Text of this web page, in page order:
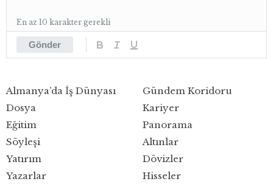
Gönder
En az 10 karakter gerekli
Almanya’da İş Dünyası
Dosya
Eğitim
Gündem Koridoru
Kariyer
Panorama
Söyleşi
Yatırım
Yazarlar
Altınlar
Dövizler
Hisseler